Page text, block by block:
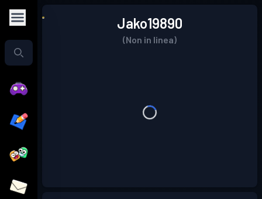
Jako19890
(Non in linea)